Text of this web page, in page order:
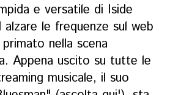
e versatile di Iside
le frequenze sul web
nella scena
Appena uscito su tutte le
musicale, il suo